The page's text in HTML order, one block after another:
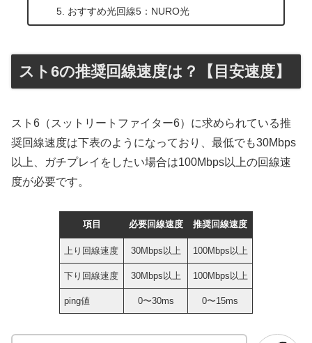
おすすめ光回線5：NURO光
スト6の推奨回線速度は？【目安速度】
スト6（スットリートファイター6）に求められている推
奨回線速度は下表のようになっており、最低でも30Mbps
以上、ガチプレイをしたい場合は100Mbps以上の回線速
度が必要です。
項目 必要回線速度 推奨回線速度
上り回線速度 30Mbps以上 100Mbps以上
下り回線速度 30Mbps以上 100Mbps以上
ping値 0〜30ms 0〜15ms